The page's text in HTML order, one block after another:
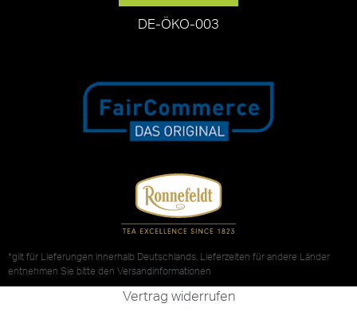
DE-ÖKO-003
*gilt für Lieferungen innerhalb Deutschlands, Lieferzeiten für andere Länder
entnehmen Sie bitte den Versandinformationen
Vertrag widerrufen